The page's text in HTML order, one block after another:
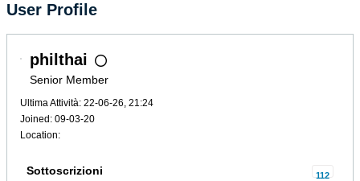
User Profile
philthai
Senior Member
Ultima Attività: 22-06-26, 21:24
Joined: 09-03-20
Location:
Sottoscrizioni 112